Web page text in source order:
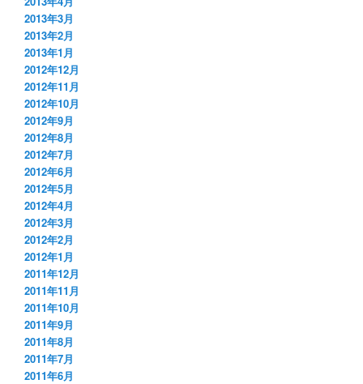
2013年3月
2013年2月
2013年1月
2012年12月
2012年11月
2012年10月
2012年9月
2012年8月
2012年7月
2012年6月
2012年5月
2012年4月
2012年3月
2012年2月
2012年1月
2011年12月
2011年11月
2011年10月
2011年9月
2011年8月
2011年7月
2011年6月